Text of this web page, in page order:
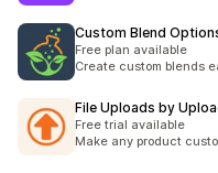
Custom Blend
Free plan available
Create custom blends
File Uploads by
Free trial available
Make any product